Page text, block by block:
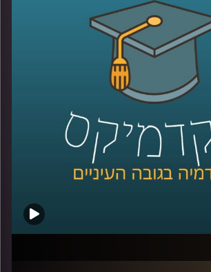
ובמילים אחרות: מהי צרפתיות,
בריטיות. דוקטור ליאב אורגד
ההגירה על מורכבויותיו
היום הידע בתחום
של ההתנגשות התרבותית
מעין כמוה. מדינות אירופה
הגנה תרבותית, ומתחיל להיטמע
הרוב". על דתיות קיצונית מול
שאולי אף אינו ליברלי.